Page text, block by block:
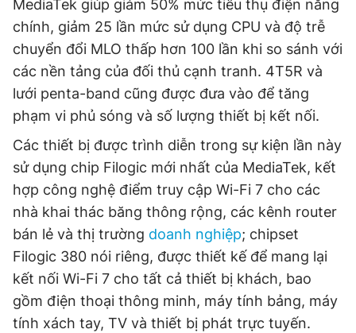
MediaTek giúp giảm 50% mức tiêu thụ điện năng
chính, giảm 25 lần mức sử dụng CPU và độ trễ
chuyển đổi MLO thấp hơn 100 lần khi so sánh với
các nền tảng của đối thủ cạnh tranh. 4T5R và
lưới penta-band cũng được đưa vào để tăng
phạm vi phủ sóng và số lượng thiết bị kết nối.
Các thiết bị được trình diễn trong sự kiện lần này
sử dụng chip Filogic mới nhất của MediaTek, kết
hợp công nghệ điểm truy cập Wi-Fi 7 cho các
nhà khai thác băng thông rộng, các kênh router
bán lẻ và thị trường doanh nghiệp; chipset
Filogic 380 nói riêng, được thiết kế để mang lại
kết nối Wi-Fi 7 cho tất cả thiết bị khách, bao
gồm điện thoại thông minh, máy tính bảng, máy
tính xách tay, TV và thiết bị phát trực tuyến.